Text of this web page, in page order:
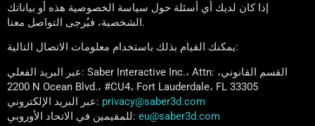
إذا كان لديك أي أسئلة حول سياسة الخصوصية هذه أو بياناتك
الشخصية، فيُرجى التواصل معنا.
يمكنك القيام بذلك باستخدام معلومات الاتصال التالية:
عبر البريد الفعلي: Saber Interactive Inc.، Attn: القسم القانوني،
2200 N Ocean Blvd.، #CU4، Fort Lauderdale، FL 33305
عبر البريد الإلكتروني: privacy@saber3d.com
للمقيمين في الاتحاد الأوروبي: eu@saber3d.com